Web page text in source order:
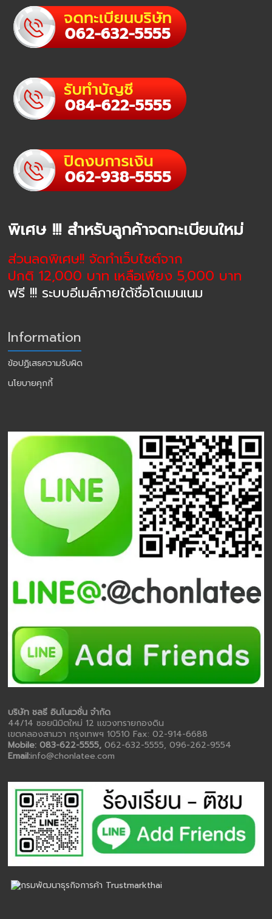
พิเศษ !!! สำหรับลูกค้าจดทะเบียนใหม่
ส่วนลดพิเศษ!! จัดทำเว็บไซต์จาก
ปกติ 12,000 บาท เหลือเพียง 5,000 บาท
ฟรี !!! ระบบอีเมล์ภายใต้ชื่อโดเมนเนม
Information
ข้อปฏิเสธความรับผิด
นโยบายคุกกี้
บริษัท ชลธี อินโนเวชั่น จำกัด
44/14 ซอยนิมิตใหม่ 12 แขวงทรายกองดิน
เขตคลองสามวา กรุงเทพฯ 10510 Fax: 02-914-6688
Mobile: 083-622-5555,062-632-5555, 096-262-9554
Email:info@chonlatee.com